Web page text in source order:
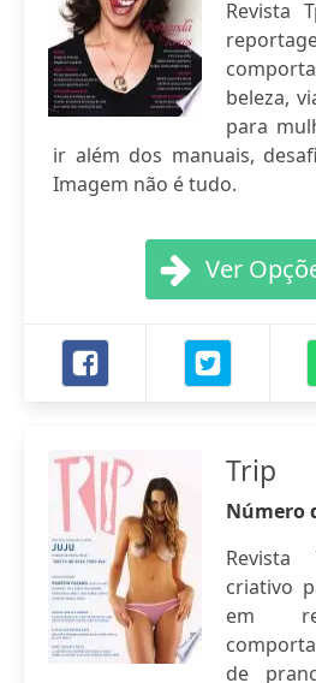
Revista
beleza,
para
ir além dos manuais,
Imagem não é tudo.
Ver
Trip
Número
criativo
em
de